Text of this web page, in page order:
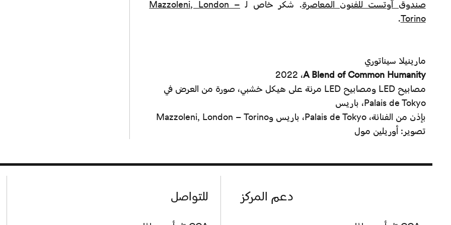
صندوق آوتست للفنون المعاصرة. شكر خاص لـ Mazzoleni, London –
Torino
.
مارينيلا سيناتوري
2022 ،A Blend of Common Humanity
مصابيح LED ومصابيح LED مرنة على هيكل خشبي، صورة من العرض في
Palais de Tokyo، باريس
بإذن من الفنانة، Palais de Tokyo، باريس وMazzoleni, London – Torino
تصوير: أوريلين مول
للتواصل دعم المركز